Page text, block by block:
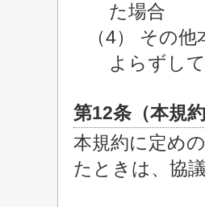
た場合
（4） その
よらずし
第12条（本規
本規約に定め
たときは、協